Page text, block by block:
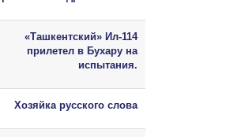
«Ташкентский» Ил-114
прилетел в Бухару на
испытания.
Хозяйка русского слова